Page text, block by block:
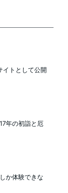
トとして公開
年の初詣と厄
か体験できな